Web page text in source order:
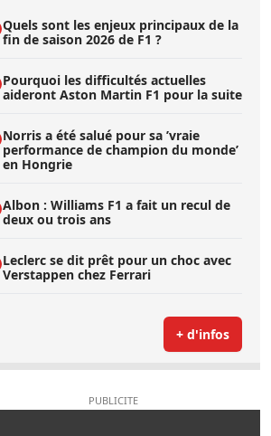
Quels sont les enjeux principaux de la
fin de saison 2026 de F1 ?
Pourquoi les difficultés actuelles
aideront Aston Martin F1 pour la suite
Norris a été salué pour sa ’vraie
performance de champion du monde’
en Hongrie
Albon : Williams F1 a fait un recul de
deux ou trois ans
Leclerc se dit prêt pour un choc avec
Verstappen chez Ferrari
+ d'infos